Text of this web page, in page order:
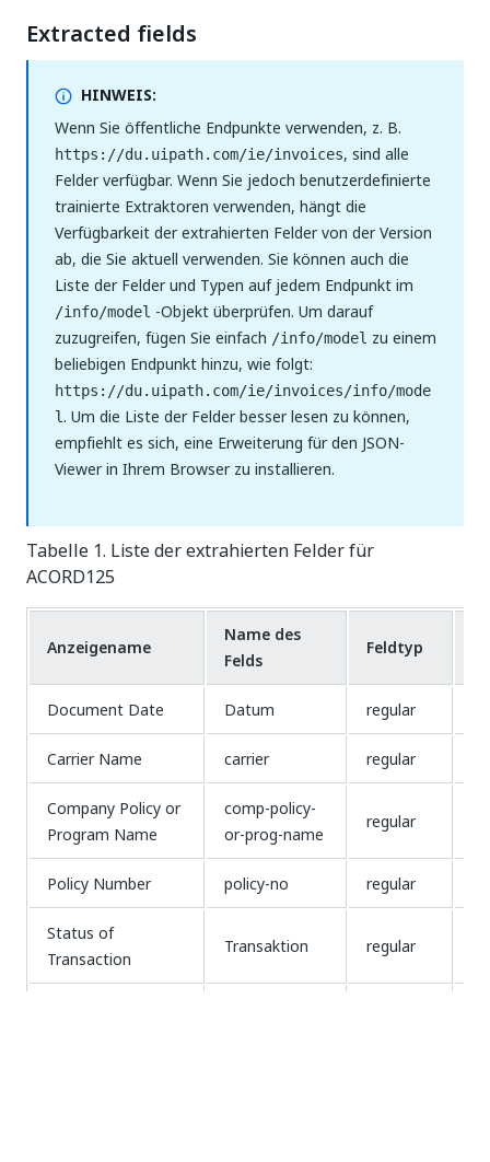
Extracted fields
HINWEIS:
Wenn Sie öffentliche Endpunkte verwenden, z. B.
https://du.uipath.com/ie/invoices, sind alle
Felder verfügbar. Wenn Sie jedoch benutzerdefinierte
trainierte Extraktoren verwenden, hängt die
Verfügbarkeit der extrahierten Felder von der Version
ab, die Sie aktuell verwenden. Sie können auch die
Liste der Felder und Typen auf jedem Endpunkt im
/info/model -Objekt überprüfen. Um darauf
zuzugreifen, fügen Sie einfach /info/model zu einem
beliebigen Endpunkt hinzu, wie folgt:
https://du.uipath.com/ie/invoices/info/mode
l. Um die Liste der Felder besser lesen zu können,
empfiehlt es sich, eine Erweiterung für den JSON-
Viewer in Ihrem Browser zu installieren.
Tabelle 1. Liste der extrahierten Felder für
ACORD125
Anzeigename
Name des
Felds
Feldtyp
Document Date Datum regular
Carrier Name carrier regular
Company Policy or
Program Name
comp-policy-
or-prog-name
regular
Policy Number policy-no regular
Status of
Transaction
Transaktion regular